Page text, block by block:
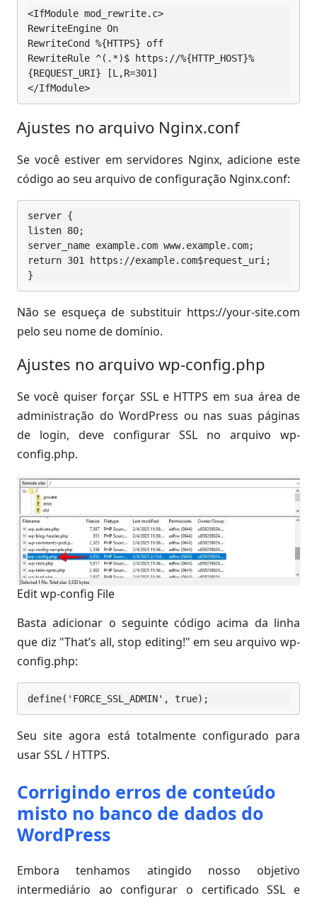
<IfModule mod_rewrite.c>
RewriteEngine On
RewriteCond %{HTTPS} off
RewriteRule ^(.*)$ https://%{HTTP_HOST}%
{REQUEST_URI} [L,R=301]
</IfModule>
Ajustes no arquivo Nginx.conf
Se você estiver em servidores Nginx, adicione este
código ao seu arquivo de configuração Nginx.conf:
server {
listen 80;
server_name example.com www.example.com;
return 301 https://example.com$request_uri;
}
Não se esqueça de substituir https://your-site.com
pelo seu nome de domínio.
Ajustes no arquivo wp-config.php
Se você quiser forçar SSL e HTTPS em sua área de
administração do WordPress ou nas suas páginas
de login, deve configurar SSL no arquivo wp-
config.php.
Edit wp-config File
Basta adicionar o seguinte código acima da linha
que diz "That’s all, stop editing!" em seu arquivo wp-
config.php:
define('FORCE_SSL_ADMIN', true);
Seu site agora está totalmente configurado para
usar SSL / HTTPS.
Corrigindo erros de conteúdo
misto no banco de dados do
WordPress
Embora tenhamos atingido nosso objetivo
intermediário ao configurar o certificado SSL e